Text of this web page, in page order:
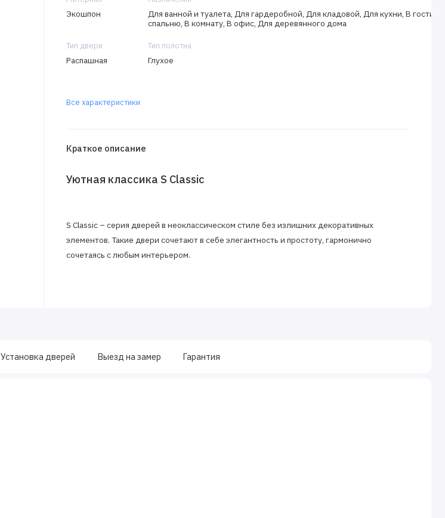
Экошпон
Для ванной и туалета, Для гардеробной, Для кладовой, Для кухни, В
спальню, В комнату, В офис, Для деревянного дома
Тип двери
Распашная
Тип полотна
Глухое
Все характеристики
Краткое описание
Уютная классика S Classic
S Classic – серия дверей в неоклассическом стиле без излишних декоративных
элементов. Такие двери сочетают в себе элегантность и простоту, гармонично
сочетаясь с любым интерьером.
Установка дверей Выезд на замер Гарантия